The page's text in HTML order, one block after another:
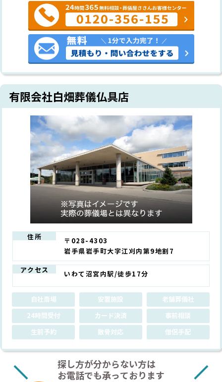
有限会社白畑葬儀仏具店
住所
〒028-4303
岩手県岩手町大字江刈内第9地割7
アクセス いわて沼宮内駅/徒歩17分
自社斎場 安置施設
老舗葬儀社
24時間受付
カード決済
事前相談
生前予約
散骨対応 僧侶手配
探し方が分からない方は
お電話でも承っております